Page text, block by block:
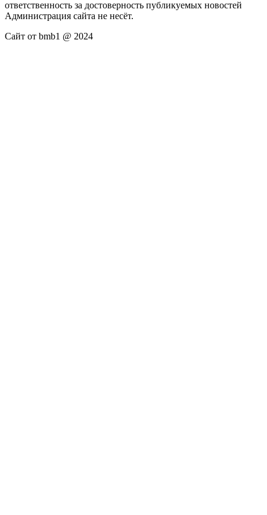
ответственность за достоверность публикуемых новостей
Администрация сайта не несёт.
Сайт от bmb1 @ 2024